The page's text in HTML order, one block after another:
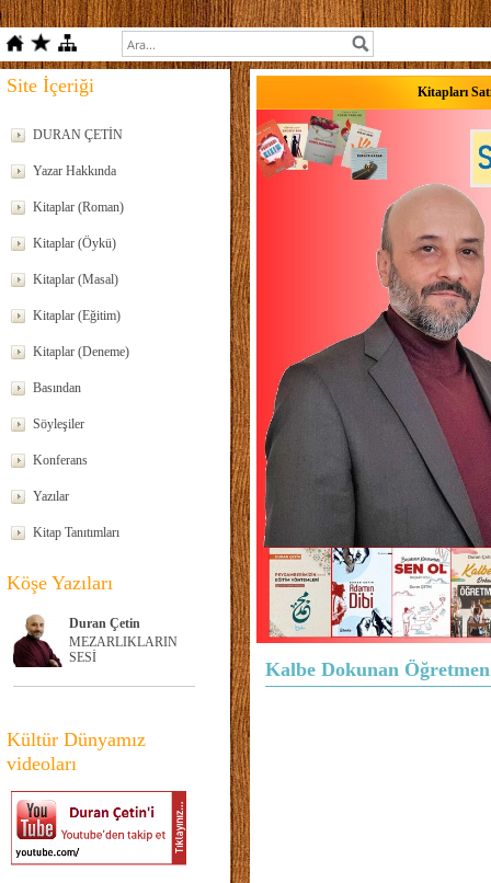
Site İçeriği
DURAN ÇETİN
Yazar Hakkında
Kitaplar (Roman)
Kitaplar (Öykü)
Kitaplar (Masal)
Kitaplar (Eğitim)
Kitaplar (Deneme)
Basından
Söyleşiler
Konferans
Yazılar
Kitap Tanıtımları
Köşe Yazıları
Duran Çetin
MEZARLIKLARIN
SESİ
Kültür Dünyamız
videoları
Kitapları
Kalbe Dokunan Öğretmen